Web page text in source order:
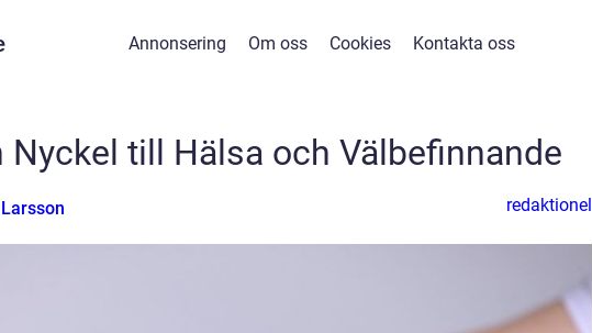
Annonsering Om oss Cookies Kontakta oss
Nyckel till Hälsa och Välbefinnande
redaktionel